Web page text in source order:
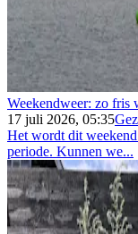
Weekendweer: zo fris
17 juli 2026, 05:35
Het wordt dit
periode. Kunnen we...